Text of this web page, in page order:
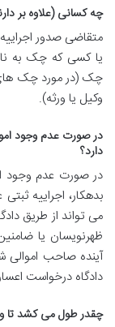
چه کسانی (علاوه بر
متقاضی صدور
یا کسی که چک به
چک (در مورد چک های
وکیل یا ورثه).
در صورت عدم وجود
دارد؟
در صورت عدم وجود
بدهکار، اجراییه
می تواند از طریق
ظهرنویسان یا
آینده صاحب اموالی
دادگاه درخواست
چقدر طول می کشد تا